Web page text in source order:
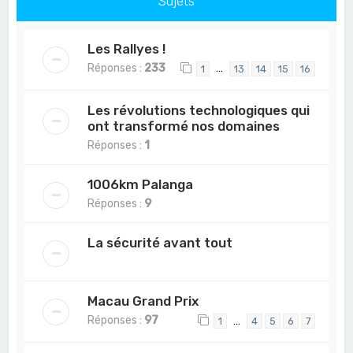
Les Rallyes !
Réponses : 233 1 … 13 14 15 16
Les révolutions technologiques qui
ont transformé nos domaines
Réponses : 1
1006km Palanga
Réponses : 9
La sécurité avant tout
Macau Grand Prix
Réponses : 97 1 … 4 5 6 7